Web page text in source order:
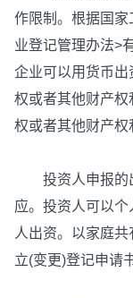
作限制。根据国
业登记管理办法>
企业可以用货币
权或者其他财产
权或者其他财产权
投资人申报的
应。投资人可以
人出资。以家庭
立(变更)登记申请